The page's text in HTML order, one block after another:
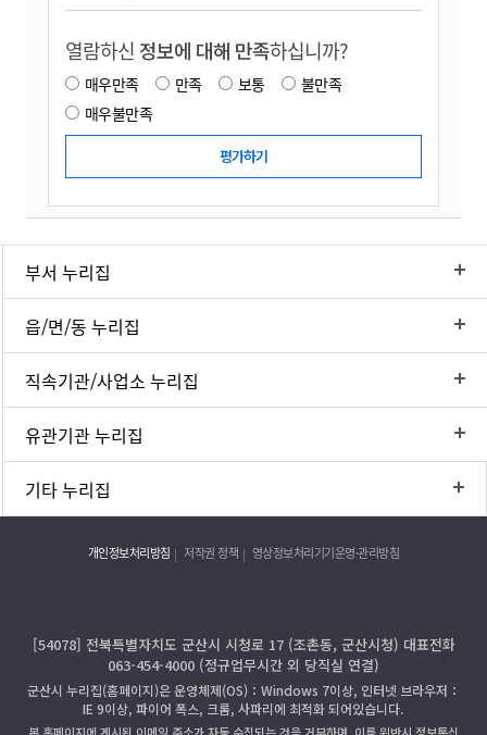
열람하신 정보에 대해 만족하십니까?
매우만족 만족 보통
불만족
매우불만족
부서 누리집
읍/면/동 누리집
직속기관/사업소 누리집
유관기관 누리집
기타 누리집
개인정보처리방침 저작권 정책 영상정보처리기기운영·관리방침
[54078] 전북특별자치도 군산시 시청로 17 (조촌동, 군산시청) 대표전화
063-454-4000 (정규업무시간 외 당직실 연결)
군산시 누리집(홈페이지)은 운영체제(OS)：Windows 7이상, 인터넷 브라우저：
IE 9이상, 파이어 폭스, 크롬, 사파리에 최적화 되어있습니다.
본 홈페이지에 게시된 이메일 주소가 자동 수집되는 것을 거부하며, 이를 위반시 정보통신